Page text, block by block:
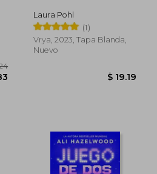
Laura Pohl
(1)
Vrya, 2023, Tapa Blanda,
Nuevo